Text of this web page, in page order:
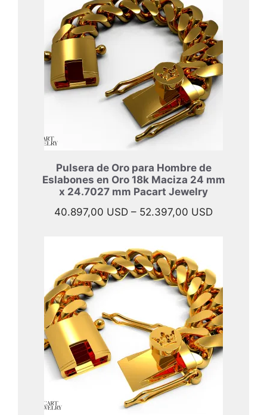
hasta
57.997,00
Pulsera de Oro para Hombre de
Eslabones en Oro 18k Maciza 24 mm
x 24.7027 mm Pacart Jewelry
40.897,00 USD – 52.397,00 USDRango
40.897,00
hasta
52.397,00